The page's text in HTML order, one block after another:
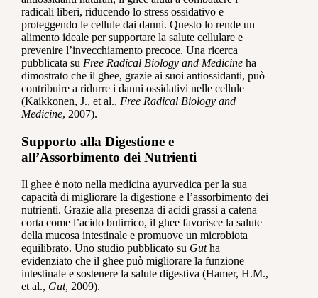
radicali liberi, riducendo lo stress ossidativo e
proteggendo le cellule dai danni. Questo lo rende un
alimento ideale per supportare la salute cellulare e
prevenire l’invecchiamento precoce. Una ricerca
pubblicata su Free Radical Biology and Medicine ha
dimostrato che il ghee, grazie ai suoi antiossidanti, può
contribuire a ridurre i danni ossidativi nelle cellule
(Kaikkonen, J., et al., Free Radical Biology and
Medicine, 2007).
Supporto alla Digestione e
all’Assorbimento dei Nutrienti
Il ghee è noto nella medicina ayurvedica per la sua
capacità di migliorare la digestione e l’assorbimento dei
nutrienti. Grazie alla presenza di acidi grassi a catena
corta come l’acido butirrico, il ghee favorisce la salute
della mucosa intestinale e promuove un microbiota
equilibrato. Uno studio pubblicato su Gutha
evidenziato che il ghee può migliorare la funzione
intestinale e sostenere la salute digestiva (Hamer, H.M.,
et al., Gut, 2009).